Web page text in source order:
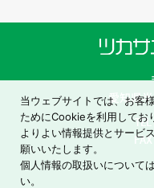
当ウェブサイトでは、お客
ためにCookieを利用してお
よりよい情報提供とサービ
願いいたします。
個人情報の取扱いについては
い。
愛知県